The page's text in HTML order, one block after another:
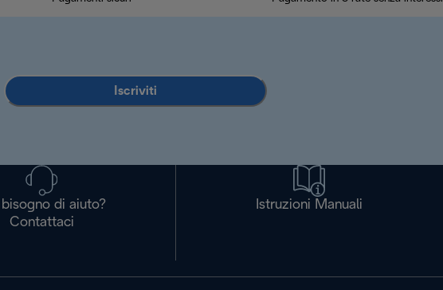
Iscriviti
bisogno di aiuto?
Contattaci
Istruzioni Manuali